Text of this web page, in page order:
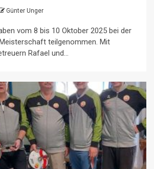
Günter Unger
vom 8 bis 10 Oktober 2025 bei der
teilgenommen. Mit
Rafael und...